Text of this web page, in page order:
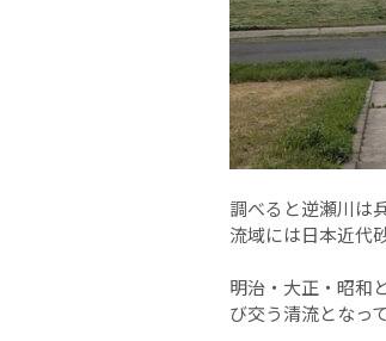
調べると逆瀬川は
流域には日本近代
明治・大正・昭和
び交う清流となっ